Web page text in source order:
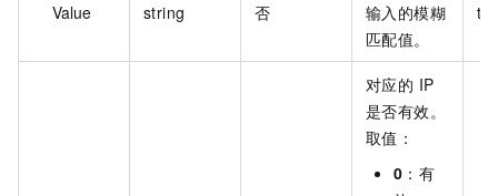
Value string 否
输入的模糊
匹配值。
对应的 IP
是否有效。
取值：
0 ：有